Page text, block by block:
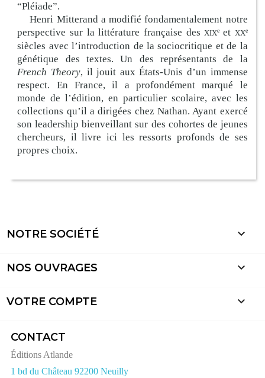
“Pléiade”.
Henri Mitterand a modifiéfondamentalement notre
perspective sur la littérature française desXIXe et XXe
siècles avec l’introduction de la sociocritique et de la
génétique des textes. Un des représentants de la
French Theory, il jouit aux États-Unis d’un immense
respect. En France, il a profondément marqué le
monde de l’édition, en particulier scolaire, avec les
collections qu’il a dirigées chez Nathan. Ayant exercé
son leadership bienveillant sur des cohortes de jeunes
chercheurs, il livre ici les ressorts profonds de ses
propres choix.
NOTRE SOCIÉTÉ 
NOS OUVRAGES 
VOTRE COMPTE 
CONTACT
Éditions Atlande
1 bd du Château 92200 Neuilly